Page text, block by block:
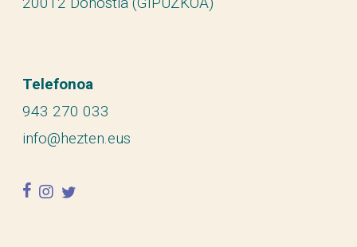
Telefonoa
943 270 033
info@hezten.eus
facebook
instagram
twitter